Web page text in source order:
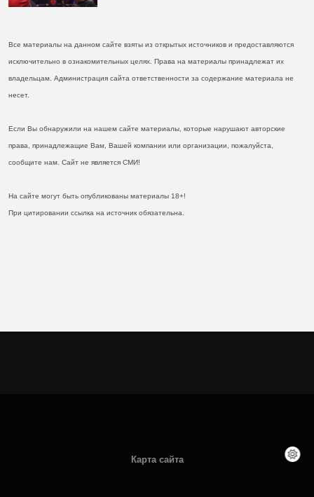
Все материалы на данном сайте взяты из открытых источников и предоставляются
исключительно в ознакомительных целях. Права на материалы принадлежат их
владельцам. Администрация сайта ответственности за содержание материала не
несет.
Если Вы обнаружили на нашем сайте материалы, которые нарушают авторские
права, принадлежащие Вам, Вашей компании или организации, пожалуйста,
сообщите нам. Сайт не является СМИ!
На сайте могут быть опубликованы материалы 18+!
При цитировании ссылка на источник обязательна.
Карта сайта